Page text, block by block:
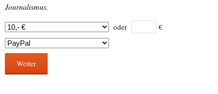
Journalismus.
oder €
Weiter